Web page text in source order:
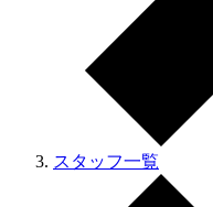
スタッフ一覧